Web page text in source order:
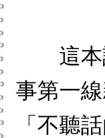
這本譯
事第一
「不聽